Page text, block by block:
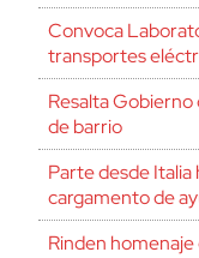
Convoca
transportes
Resalta
de barrio
Parte desde Italia
cargamento de
Rinden